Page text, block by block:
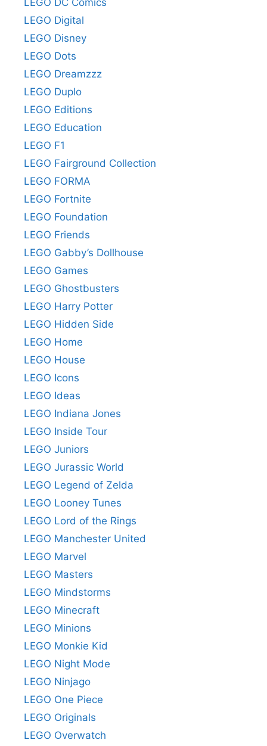
LEGO Digital
LEGO Disney
LEGO Dots
LEGO Dreamzzz
LEGO Duplo
LEGO Editions
LEGO Education
LEGO F1
LEGO Fairground Collection
LEGO FORMA
LEGO Fortnite
LEGO Foundation
LEGO Friends
LEGO Gabby’s Dollhouse
LEGO Games
LEGO Ghostbusters
LEGO Harry Potter
LEGO Hidden Side
LEGO Home
LEGO House
LEGO Icons
LEGO Ideas
LEGO Indiana Jones
LEGO Inside Tour
LEGO Juniors
LEGO Jurassic World
LEGO Legend of Zelda
LEGO Looney Tunes
LEGO Lord of the Rings
LEGO Manchester United
LEGO Marvel
LEGO Masters
LEGO Mindstorms
LEGO Minecraft
LEGO Minions
LEGO Monkie Kid
LEGO Night Mode
LEGO Ninjago
LEGO One Piece
LEGO Originals
LEGO Overwatch